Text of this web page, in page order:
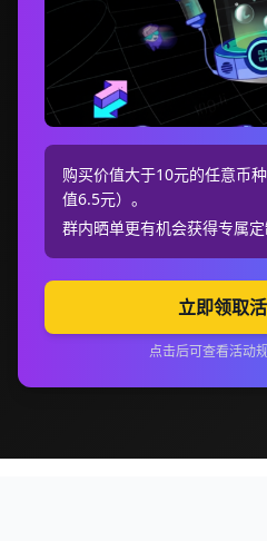
购买价值大于10元的任意币
值6.5元）。
群内晒单更有机会获得专属定
立即领取
点击后可查看活动